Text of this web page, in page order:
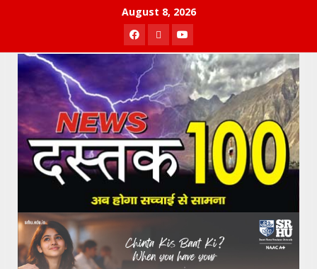
August 8, 2026
Facebook
TwitterYoutube